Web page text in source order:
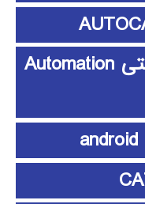
آموزش اتوماسیون صنعتی Automation